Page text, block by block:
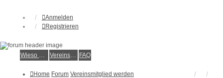
Anmelden
Registrieren
Wieso der e.V.? Vereinsmitglied werden FAQ
Home Forum Vereinsmitglied werden